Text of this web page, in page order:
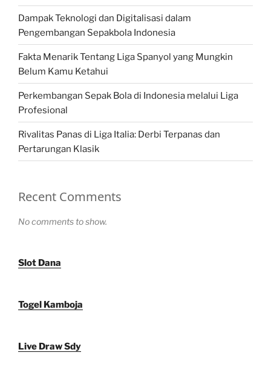
Dampak Teknologi dan Digitalisasi dalam
Pengembangan Sepakbola Indonesia
Fakta Menarik Tentang Liga Spanyol yang Mungkin
Belum Kamu Ketahui
Perkembangan Sepak Bola di Indonesia melalui Liga
Profesional
Rivalitas Panas di Liga Italia: Derbi Terpanas dan
Pertarungan Klasik
Recent Comments
No comments to show.
Slot Dana
Togel Kamboja
Live Draw Sdy